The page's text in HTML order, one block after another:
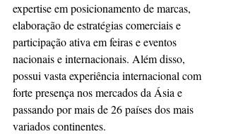
expertise em posicionamento de marcas,
elaboração de estratégias comerciais e
participação ativa em feiras e eventos
nacionais e internacionais. Além disso,
possui vasta experiência internacional com
forte presença nos mercados da Ásia e
passando por mais de 26 países dos mais
variados continentes.